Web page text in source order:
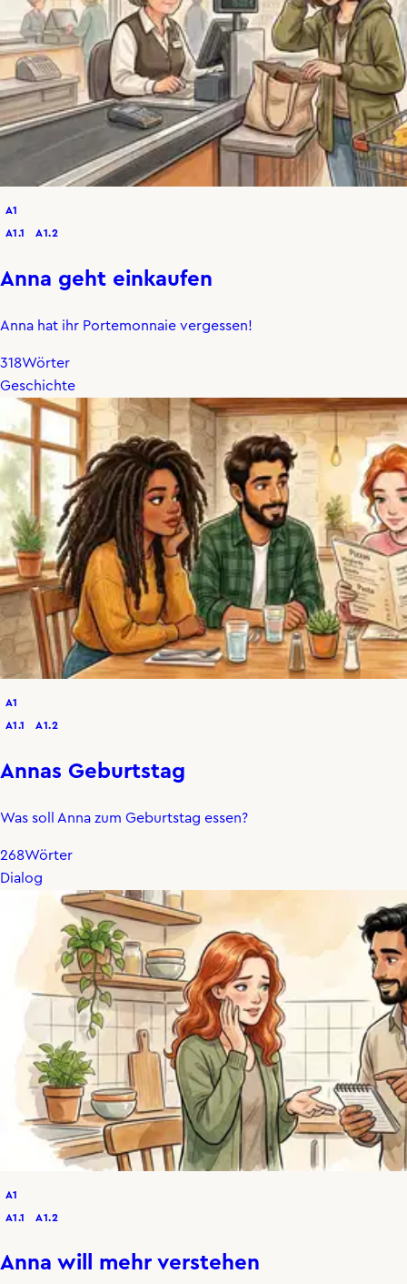
A1
A1.1 A1.2
Anna geht einkaufen
Anna hat ihr Portemonnaie vergessen!
318Wörter
Geschichte
A1
A1.1 A1.2
Annas Geburtstag
Was soll Anna zum Geburtstag essen?
268Wörter
Dialog
A1
A1.1 A1.2
Anna will mehr verstehen